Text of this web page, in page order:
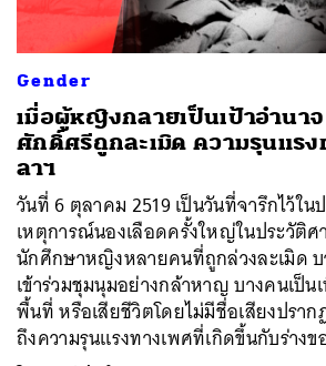
Gender
เมื่อผู้หญิงกลายเป็นเป้าอำนา
ศักดิ์ศรีถูกละเมิด ความรุนแรง
ลาฯ
วันที่ 6 ตุลาคม 2519 เป็นวันที่จารึกไว้ใน
เหตุการณ์นองเลือดครั้งใหญ่ในประวัติ
นักศึกษาหญิงหลายคนที่ถูกล่วงละเมิด
เข้าร่วมชุมนุมอย่างกล้าหาญ บางคนเป็
พื้นที่ หรือเสียชีวิตโดยไม่มีชื่อเสียงปรา
ถึงความรุนแรงทางเพศที่เกิดขึ้นกับร่างข